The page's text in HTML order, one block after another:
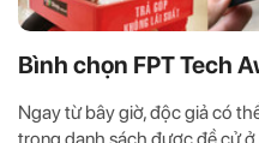
Bình chọn FPT Tech
Ngay từ bây giờ, độc giả có